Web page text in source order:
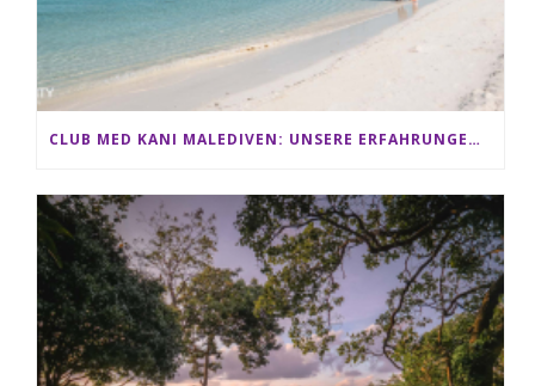
CLUB MED KANI MALEDIVEN: UNSERE ERFAHRUNGEN IM ALL-INCLUSIVE PARADIES